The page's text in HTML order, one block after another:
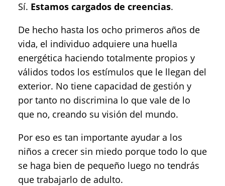
Sí. Estamos cargados de creencias.
De hecho hasta los ocho primeros años de
vida, el individuo adquiere una huella
energética haciendo totalmente propios y
válidos todos los estímulos que le llegan del
exterior. No tiene capacidad de gestión y
por tanto no discrimina lo que vale de lo
que no, creando su visión del mundo.
Por eso es tan importante ayudar a los
niños a crecer sin miedo porque todo lo que
se haga bien de pequeño luego no tendrás
que trabajarlo de adulto.